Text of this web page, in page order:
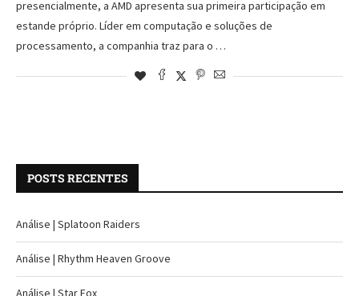
presencialmente, a AMD apresenta sua primeira participação em
estande próprio. Líder em computação e soluções de
processamento, a companhia traz para o …
POSTS RECENTES
Análise | Splatoon Raiders
Análise | Rhythm Heaven Groove
Análise | Star Fox